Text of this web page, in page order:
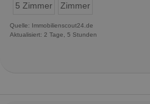
5 Zimmer
Zimmer
Quelle: Immobilienscout24.de
Aktualisiert: 2 Tage, 5 Stunden